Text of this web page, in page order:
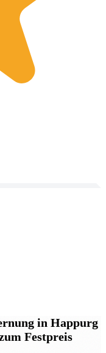
in Happurg
Festpreis